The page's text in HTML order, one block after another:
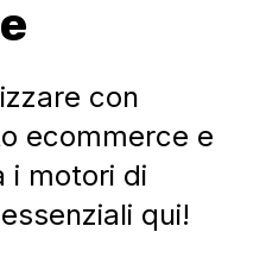
con
ecommerce e
i motori di
qui!